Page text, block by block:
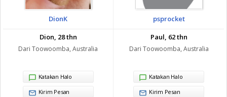
DionK
Dion, 28 thn
Dari Toowoomba, Australia
Katakan Halo
Kirim Pesan
psprocket
Paul, 62 thn
Dari Toowoomba, Australia
Katakan Halo
Kirim Pesan